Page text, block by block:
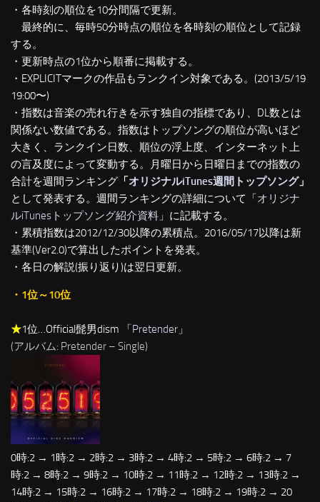
・各時刻の順位を10分間隔で更新。
最終的に、毎時50分時点の順位を各時刻の順位として記録
する。
・更新時点の1位から順番に掲載する。
・EXPLICITマークの作品もランクイン対象である。(2013/5/19
19:00〜)
・指数は音楽の売れ行きを示す独自の指標であり、DL数とは
関係ない数値である。指数はトップソングの順位が高いほど
大きく、ランクイン日数、順位の浮上度、インターネット上
の言及度によって変動する。月曜日から日曜日までの指数の
合計を週間ランキング 「オリジナルiTunes週間トップソング」
として発表する。週間ランキングの詳細について「オリジナ
ルiTunesトップソング紹介資料 」に記載する。
・累積指数は2012/12/30以降の累積点。2016/05/17以降は新
基準(Ver2.0)で算出したポイントを発表。
・各日の解説(振り返り)は翌日更新。
・1位～10位
★1位…Official髭男dism 「Pretender 」
(アルバム: Pretender – Single)
0時:2 → 1時:2 → 2時:2 → 3時:2 → 4時:2 → 5時:2 → 6時:2 → 7
時:2 → 8時:2 → 9時:2 → 10時:2 → 11時:2 → 12時:2 → 13時:2 →
14時:2 → 15時:2 → 16時:2 → 17時:2 → 18時:2 → 19時:2 → 20